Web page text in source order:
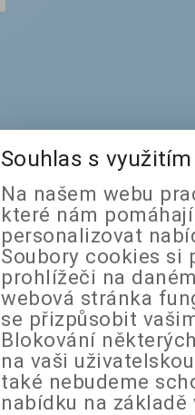
Souhlas s
Na našem webu
které nám
personalizovat
Soubory cookies si
prohlížeči na
webová stránka
se přizpůsobit
Blokování
na vaši
také nebudeme
nabídku na